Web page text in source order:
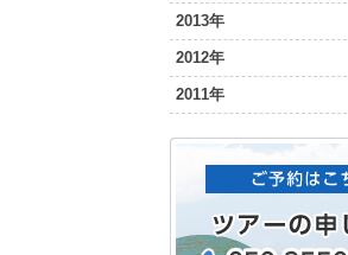
2013年
2012年
2011年